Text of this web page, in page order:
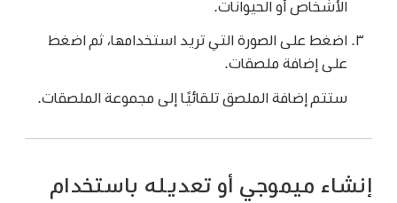
الأشخاص أو الحيوانات.
اضغط على الصورة التي تريد استخدامها، ثم اضغط
على إضافة ملصقات.
ستتم إضافة الملصق تلقائيًا إلى مجموعة الملصقات.
إنشاء ميموجي أو تعديله باستخدام